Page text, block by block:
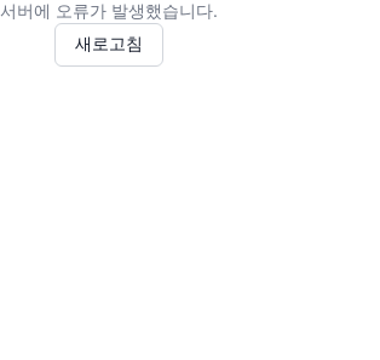
서버에 오류가 발생했습니다.
새로고침